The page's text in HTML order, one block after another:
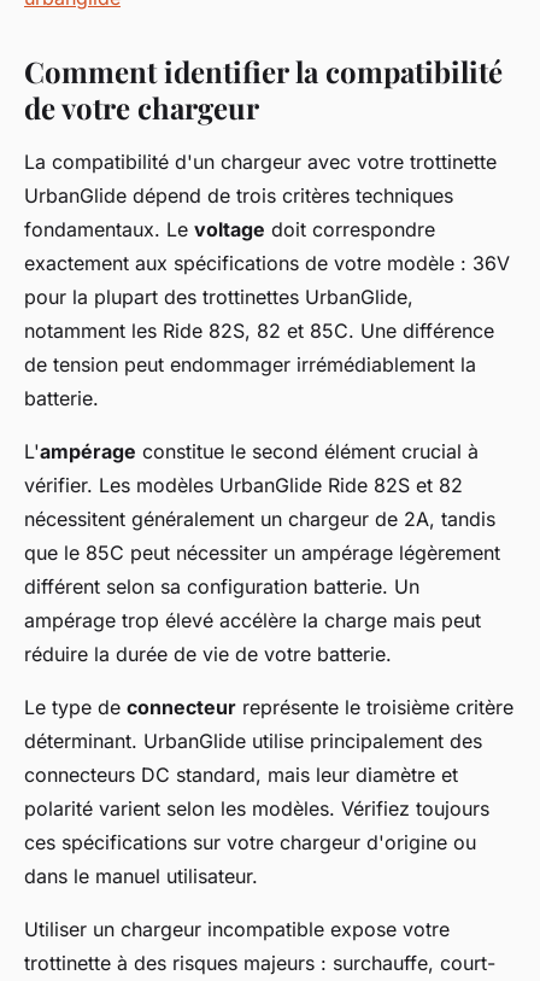
Comment identifier la compatibilité
de votre chargeur
La compatibilité d'un chargeur avec votre trottinette
UrbanGlide dépend de trois critères techniques
fondamentaux. Le voltage doit correspondre
exactement aux spécifications de votre modèle : 36V
pour la plupart des trottinettes UrbanGlide,
notamment les Ride 82S, 82 et 85C. Une différence
de tension peut endommager irrémédiablement la
batterie.
L'ampérage constitue le second élément crucial à
vérifier. Les modèles UrbanGlide Ride 82S et 82
nécessitent généralement un chargeur de 2A, tandis
que le 85C peut nécessiter un ampérage légèrement
différent selon sa configuration batterie. Un
ampérage trop élevé accélère la charge mais peut
réduire la durée de vie de votre batterie.
Le type de connecteur représente le troisième critère
déterminant. UrbanGlide utilise principalement des
connecteurs DC standard, mais leur diamètre et
polarité varient selon les modèles. Vérifiez toujours
ces spécifications sur votre chargeur d'origine ou
dans le manuel utilisateur.
Utiliser un chargeur incompatible expose votre
trottinette à des risques majeurs : surchauffe, court-